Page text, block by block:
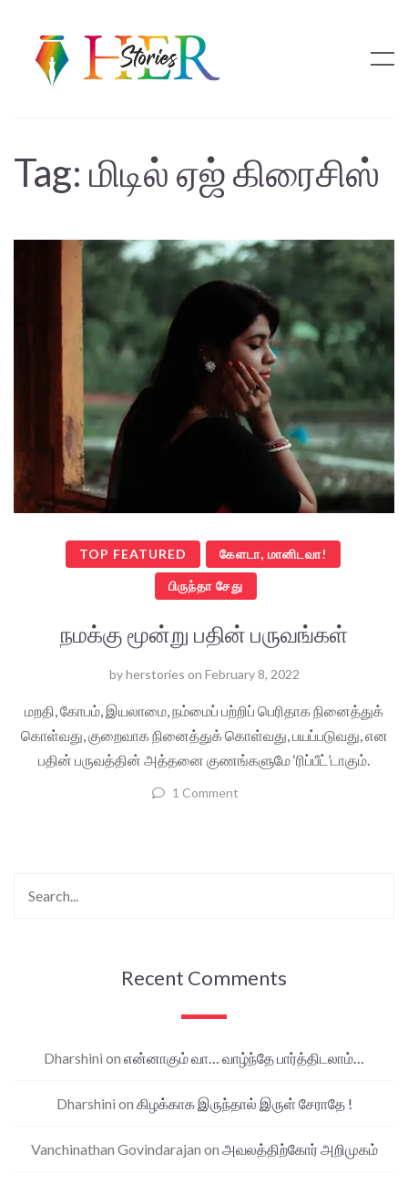
Tag: மிடில் ஏஜ் கிரைசிஸ்
TOP FEATURED கேளடா, மானிடவா!
பிருந்தா சேது
நமக்கு மூன்று பதின் பருவங்கள்
byherstories on February 8, 2022
மறதி, கோபம், இயலாமை, நம்மைப் பற்றிப் பெரிதாக நினைத்துக்
கொள்வது, குறைவாக நினைத்துக் கொள்வது, பயப்படுவது, என
பதின் பருவத்தின் அத்தனை குணங்களுமே ‘ரிப்பீட்’டாகும்.
1 Comment
Recent Comments
Dharshini on என்னாகும் வா… வாழ்ந்தே பார்த்திடலாம்…
Dharshini on கிழக்காக இருந்தால் இருள் சேராதே !
Vanchinathan Govindarajan on அவலத்திற்கோர் அறிமுகம்